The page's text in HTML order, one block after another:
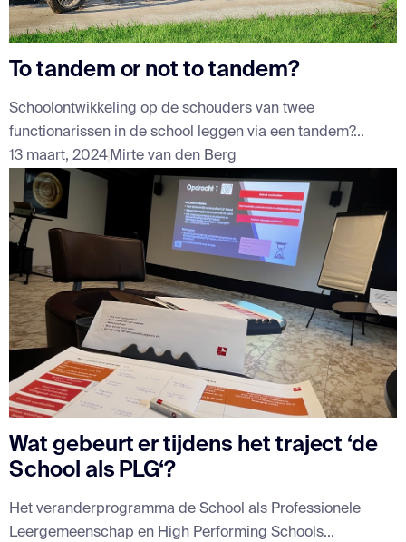
To tandem or not to tandem?
Schoolontwikkeling op de schouders van twee
functionarissen in de school leggen via een tandem?...
13 maart, 2024Mirte van den Berg
Wat gebeurt er tijdens het traject ‘de
School als PLG‘?
Het veranderprogramma de School als Professionele
Leergemeenschap en High Performing Schools...